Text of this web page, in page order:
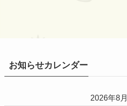
お知らせカレンダー
2026年8月